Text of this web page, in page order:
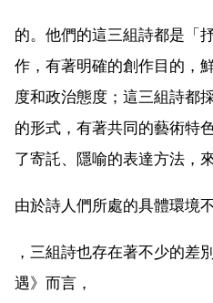
的。他們的這三組詩都是「
作，有著明確的創作目的，
度和政治態度；這三組詩都
的形式，有著共同的藝術特
了寄託、隱喻的表達方法，
由於詩人們所處的具體環境
，三組詩也存在著不少的差
遇》而言，